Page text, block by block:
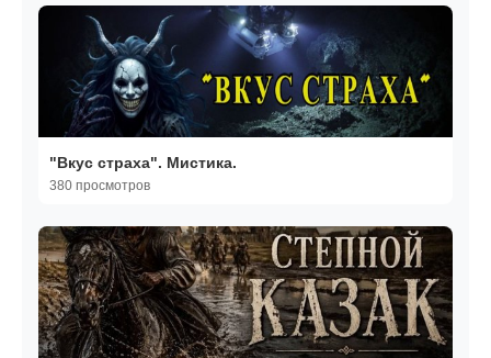
"Вкус страха". Мистика.
380 просмотров